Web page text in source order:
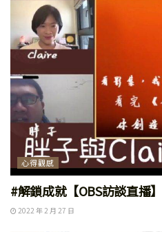
心得觀感
#解鎖成就【OBS訪談直播】
2022 年 2 月 27 日